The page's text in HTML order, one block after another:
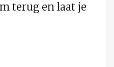
terug en laat je